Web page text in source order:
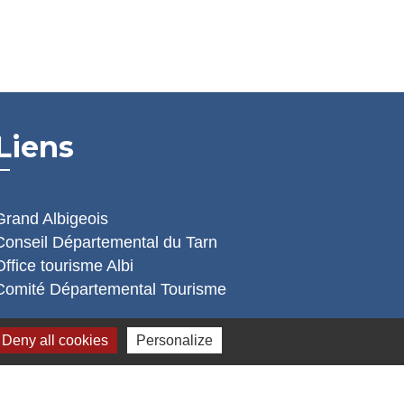
Albigeois
Départemental du Tarn
tourisme Albi
Départemental Tourisme
all cookies Personalize